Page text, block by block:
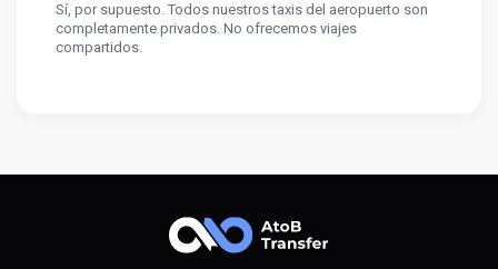
Sí, por supuesto. Todos nuestros taxis del aeropuerto son
completamente privados. No ofrecemos viajes
compartidos.